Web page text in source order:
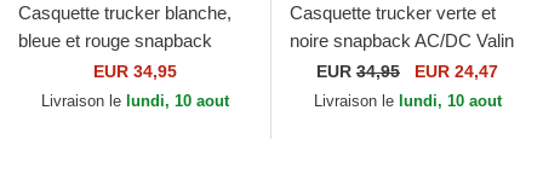
Casquette trucker blanche,
bleue et rouge snapback
Mack Trucks Twill Valin
Patch American Needle
EUR 34,95
Livraison le lundi, 10 aout
Casquette trucker verte et
noire snapback AC/DC Valin
American Needle
EUR 34,95 EUR 24,47
Livraison le lundi, 10 aout